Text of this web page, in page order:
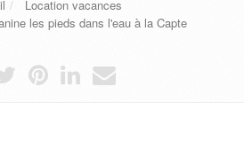
Location vacances
les pieds dans l'eau à la Capte